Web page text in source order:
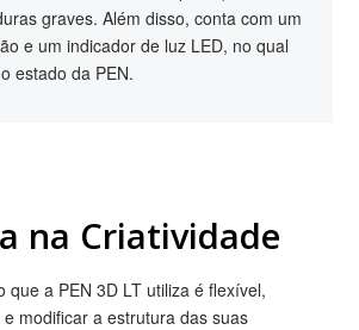
graves. Além disso, conta com um
e um indicador de luz LED, no qual
estado da PEN.
na Criatividade
que a PEN 3D LT utiliza é flexível,
modificar a estrutura das suas